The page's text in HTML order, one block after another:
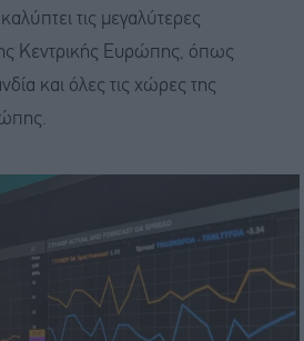
τις μεγαλύτερες
Κεντρικής Ευρώπης, όπως
και όλες τις χώρες της